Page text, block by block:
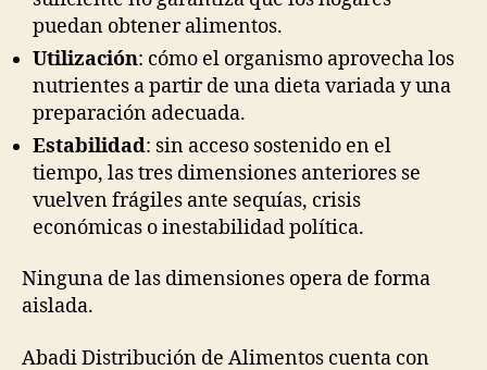
puedan obtener alimentos.
Utilización: cómo el organismo aprovecha los
nutrientes a partir de una dieta variada y una
preparación adecuada.
Estabilidad: sin acceso sostenido en el
tiempo, las tres dimensiones anteriores se
vuelven frágiles ante sequías, crisis
económicas o inestabilidad política.
Ninguna de las dimensiones opera de forma
aislada.
Abadi Distribución de Alimentos cuenta con